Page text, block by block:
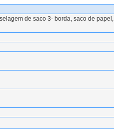
de saco 3- borda, saco de papel,